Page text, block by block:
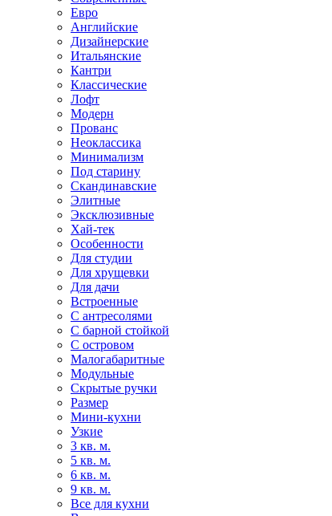
Евро
Английские
Дизайнерские
Итальянские
Кантри
Классические
Лофт
Модерн
Прованс
Неоклассика
Минимализм
Под старину
Скандинавские
Элитные
Эксклюзивные
Хай-тек
Особенности
Для студии
Для хрущевки
Для дачи
Встроенные
С антресолями
С барной стойкой
С островом
Малогабаритные
Модульные
Скрытые ручки
Размер
Мини-кухни
Узкие
3 кв. м.
5 кв. м.
6 кв. м.
9 кв. м.
Все для кухни